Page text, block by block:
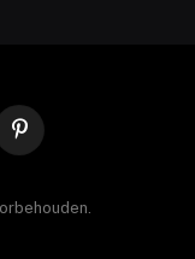
Pinterest